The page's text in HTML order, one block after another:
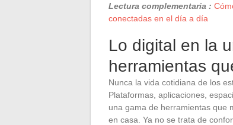
Lectura complementaria :
conectadas en el día a día
Lo digital en la
herramientas
Nunca la vida cotidiana de los
Plataformas, aplicaciones,
una gama de herramientas que
en casa. Ya no se trata de